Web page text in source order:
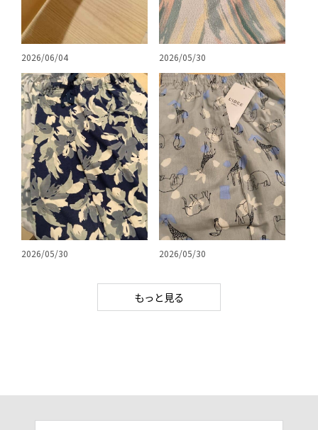
2026/06/04 2026/05/30
2026/05/30 2026/05/30
もっと見る